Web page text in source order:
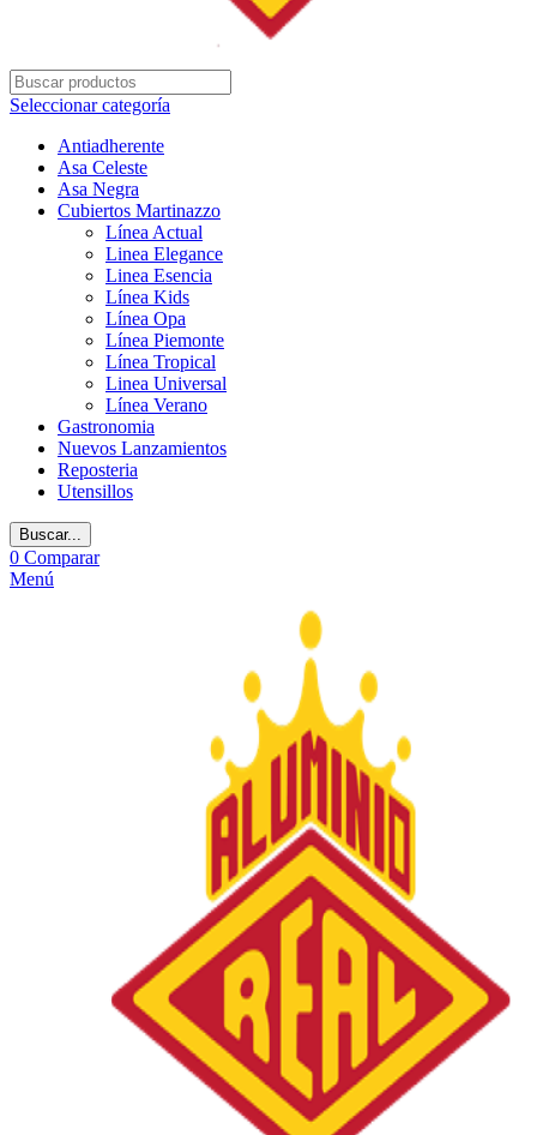
Seleccionar categoría
Antiadherente
Asa Celeste
Asa Negra
Cubiertos Martinazzo
Línea Actual
Linea Elegance
Linea Esencia
Línea Kids
Línea Opa
Línea Piemonte
Línea Tropical
Linea Universal
Línea Verano
Gastronomia
Nuevos Lanzamientos
Reposteria
Utensillos
Buscar...
0 Comparar
Menú